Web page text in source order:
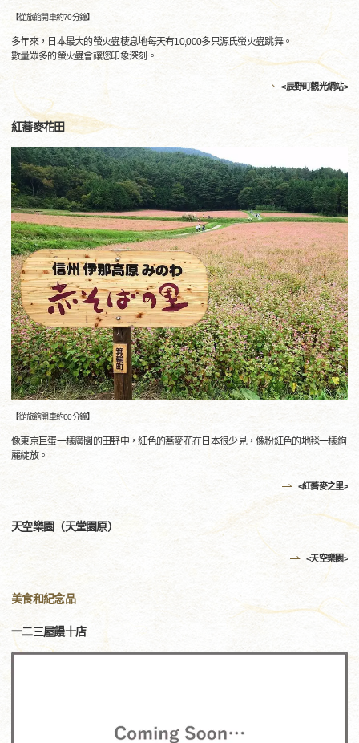
【從旅館開車約70分鐘】
多年來，日本最大的螢火蟲棲息地每天有10,000多只源氏螢火蟲跳舞。
數量眾多的螢火蟲會讓您印象深刻。
<辰野町觀光網站>
紅蕎麥花田
【從旅館開車約60分鐘】
像東京巨蛋一樣廣闊的田野中，紅色的蕎麥花在日本很少見，像粉紅色的地毯一樣絢
麗綻放。
<紅蕎麥之里>
天空樂園（天堂園原）
<天空樂園>
美食和紀念品
一二三屋饅十店